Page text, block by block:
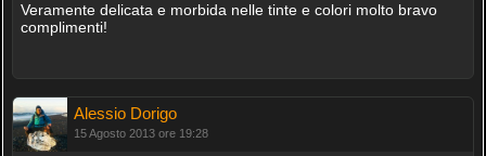
Veramente delicata e morbida nelle tinte e colori molto bravo
complimenti!
Alessio Dorigo
15 Agosto 2013 ore 19:28